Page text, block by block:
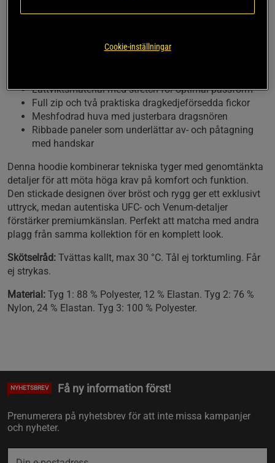
UFC Zenith by Venum Fight Night Hoodie är designad
avancerade konstruktionen ger rörelsefrihet och stöd
Lättviktsmaterial med stretch för optimal passform
Full zip och två praktiska dragkedjeförsedda fickor
Meshfodrad huva med justerbara dragsnören
Ribbade paneler som underlättar av- och påtagning
med handskar
Denna hoodie kombinerar tekniska tyger med genomtänkta
detaljer för att möta höga krav på komfort och funktion.
Den stickade designen över bröst och rygg ger ett exklusivt
uttryck, medan autentiska UFC- och Venum-detaljer
förstärker premiumkänslan. Perfekt att matcha med andra
plagg från samma kollektion för en komplett look.
Skötselråd: Tvättas kallt, max 30 °C. Tål ej torktumling. Får
ej strykas.
Material: Tyg 1: 88 % Polyester, 12 % Elastan. Tyg 2: 76 %
Nylon, 24 % Elastan. Tyg 3: 100 % Polyester.
NYHETSBREV Få ny information först!
Prenumerera på nyhetsbrev för att inte missa kampanjer
och nyheter.
Cookie-inställningar